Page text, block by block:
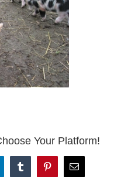
Your Platform!
TumblrPinterestEmail